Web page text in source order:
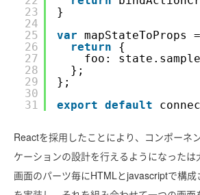
23
24
25
26
27
28
29
30
31
}
var
return
{
foo:
};
};
export default
Reactを採用したことにより、コンポーネ
ケーションの設計を行えるようになったは
画面のパーツ毎にHTMLとjavascriptで構成